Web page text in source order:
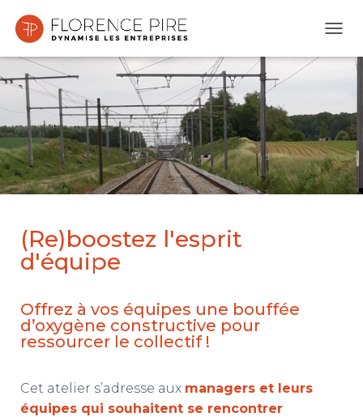
U
R
F
E
R
M
(Re)boostez l'esprit
d'équipe
Offrez à vos équipes une bouffée
d’oxygène constructive pour
ressourcer le collectif !
Cet atelier s’adresse aux managers et leurs
équipes qui souhaitent se rencontrer